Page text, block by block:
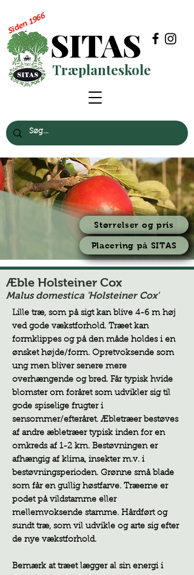
SITAS
Træplanteskole
Siden 1966
Størrelser og pris
Placering på SITAS
Æble Holsteiner Cox
Malus domestica 'Holsteiner Cox'
Lille træ, som på sigt kan blive 4-6 m høj
ved gode vækstforhold. Træet kan
formklippes og på den måde holdes i en
ønsket højde/form. Opretvoksende som
ung men bliver senere mere
overhængende og bred. Får typisk hvide
blomster om foråret som udvikler sig til
gode spiselige frugter i
sensommer/efteråret. Æbletræer bestøves
af andre æbletræer typisk inden for en
omkreds af 1-2 km. Bestøvningen er
afhængig af klima, insekter m.v. i
bestøvningsperioden. Grønne små blade
som får en gullig høstfarve. Træerne er
podet på vildstamme eller
mellemvoksende stamme. Hårdført og
sundt træ, som vil udvikle og arte sig efter
de nye vækstforhold.
Bemærk at træet lægger al sin energi i